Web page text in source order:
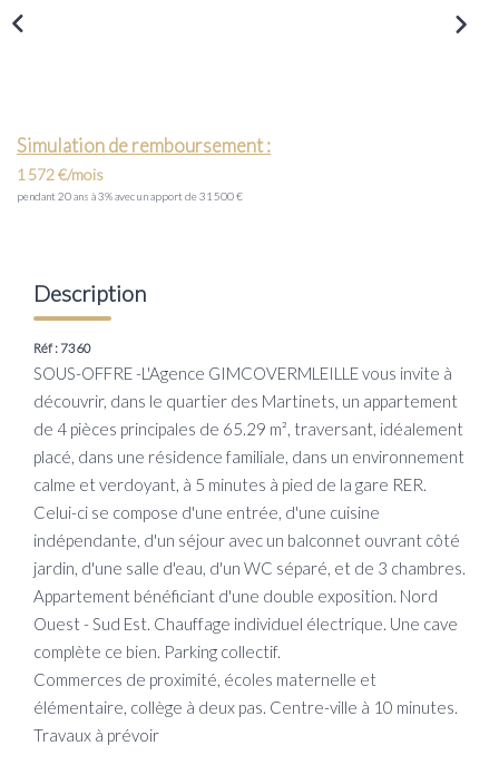
Nos Agences
Nous Rejoindre
PARRAINAGE
Simulation de remboursement :
1 572 €/mois
pendant 20 ans à 3% avec un apport de 31 500 €
Description
Réf : 7360
SOUS-OFFRE -L'Agence GIMCOVERMLEILLE vous invite à
découvrir, dans le quartier des Martinets, un appartement
de 4 pièces principales de 65.29 m², traversant, idéalement
placé, dans une résidence familiale, dans un environnement
calme et verdoyant, à 5 minutes à pied de la gare RER.
Celui-ci se compose d'une entrée, d'une cuisine
indépendante, d'un séjour avec un balconnet ouvrant côté
jardin, d'une salle d'eau, d'un WC séparé, et de 3 chambres.
Appartement bénéficiant d'une double exposition. Nord
Ouest - Sud Est. Chauffage individuel électrique. Une cave
complète ce bien. Parking collectif.
Commerces de proximité, écoles maternelle et
élémentaire, collège à deux pas. Centre-ville à 10 minutes.
Travaux à prévoir